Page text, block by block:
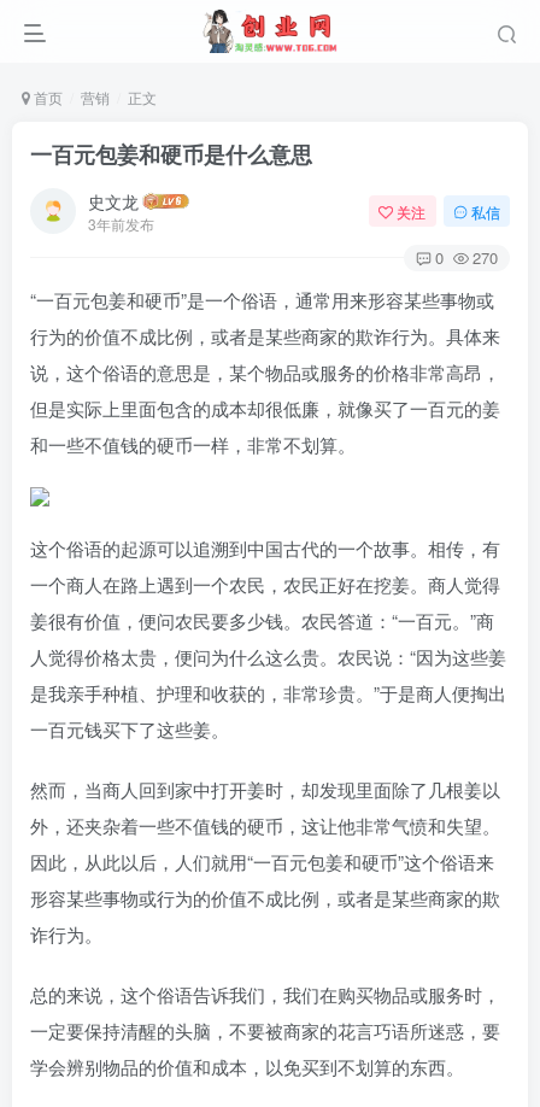
首页 营销 正文
一百元包姜和硬币是什么意思
史文龙
3年前发布
关注 私信
0 270
“一百元包姜和硬币”是一个俗语，通常用来形容某些事物或
行为的价值不成比例，或者是某些商家的欺诈行为。具体来
说，这个俗语的意思是，某个物品或服务的价格非常高昂，
但是实际上里面包含的成本却很低廉，就像买了一百元的姜
和一些不值钱的硬币一样，非常不划算。
这个俗语的起源可以追溯到中国古代的一个故事。相传，有
一个商人在路上遇到一个农民，农民正好在挖姜。商人觉得
姜很有价值，便问农民要多少钱。农民答道：“一百元。”商
人觉得价格太贵，便问为什么这么贵。农民说：“因为这些姜
是我亲手种植、护理和收获的，非常珍贵。”于是商人便掏出
一百元钱买下了这些姜。
然而，当商人回到家中打开姜时，却发现里面除了几根姜以
外，还夹杂着一些不值钱的硬币，这让他非常气愤和失望。
因此，从此以后，人们就用“一百元包姜和硬币”这个俗语来
形容某些事物或行为的价值不成比例，或者是某些商家的欺
诈行为。
总的来说，这个俗语告诉我们，我们在购买物品或服务时，
一定要保持清醒的头脑，不要被商家的花言巧语所迷惑，要
学会辨别物品的价值和成本，以免买到不划算的东西。